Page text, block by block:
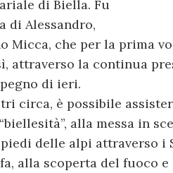
di Biella. Fu
di Alessandro,
Micca, che per la prima
attraverso la continua
di ieri.
circa, è possibile
alla messa in
delle alpi attraverso i
alla scoperta del fuoco